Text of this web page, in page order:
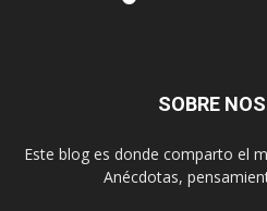
SOBRE
Este blog es donde comparto el
Anécdotas,